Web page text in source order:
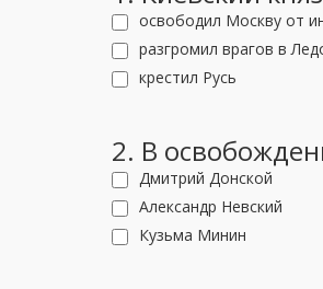
освободил Москву от
разгромил врагов в
крестил Русь
2. В
Дмитрий Донской
Александр Невский
Кузьма Минин